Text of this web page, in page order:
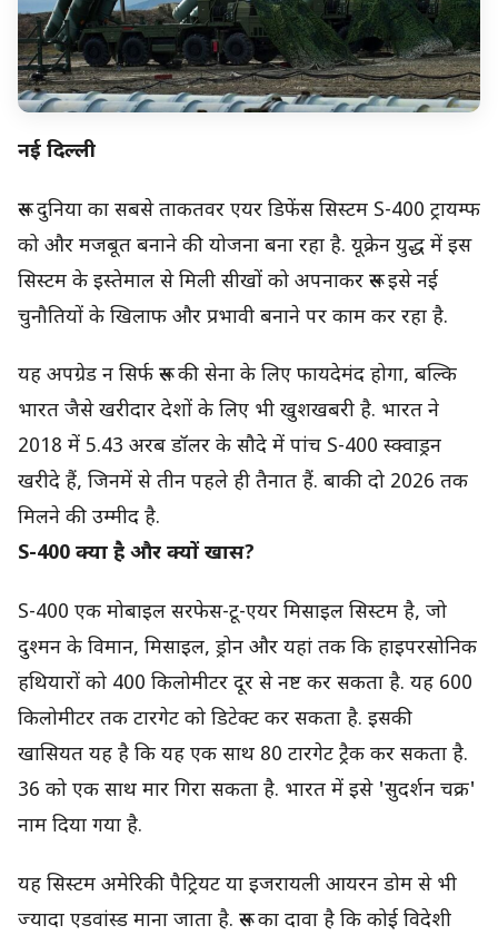
नई दिल्ली
रूस दुनिया का सबसे ताकतवर एयर डिफेंस सिस्टम S-400 ट्रायम्फ
को और मजबूत बनाने की योजना बना रहा है. यूक्रेन युद्ध में इस
सिस्टम के इस्तेमाल से मिली सीखों को अपनाकर रूस इसे नई
चुनौतियों के खिलाफ और प्रभावी बनाने पर काम कर रहा है.
यह अपग्रेड न सिर्फ रूस की सेना के लिए फायदेमंद होगा, बल्कि
भारत जैसे खरीदार देशों के लिए भी खुशखबरी है. भारत ने
2018 में 5.43 अरब डॉलर के सौदे में पांच S-400 स्क्वाड्रन
खरीदे हैं, जिनमें से तीन पहले ही तैनात हैं. बाकी दो 2026 तक
मिलने की उम्मीद है.
S-400 क्या है और क्यों खास?
S-400 एक मोबाइल सरफेस-टू-एयर मिसाइल सिस्टम है, जो
दुश्मन के विमान, मिसाइल, ड्रोन और यहां तक कि हाइपरसोनिक
हथियारों को 400 किलोमीटर दूर से नष्ट कर सकता है. यह 600
किलोमीटर तक टारगेट को डिटेक्ट कर सकता है. इसकी
खासियत यह है कि यह एक साथ 80 टारगेट ट्रैक कर सकता है.
36 को एक साथ मार गिरा सकता है. भारत में इसे 'सुदर्शन चक्र'
नाम दिया गया है.
यह सिस्टम अमेरिकी पैट्रियट या इजरायली आयरन डोम से भी
ज्यादा एडवांस्ड माना जाता है. रूस का दावा है कि कोई विदेशी